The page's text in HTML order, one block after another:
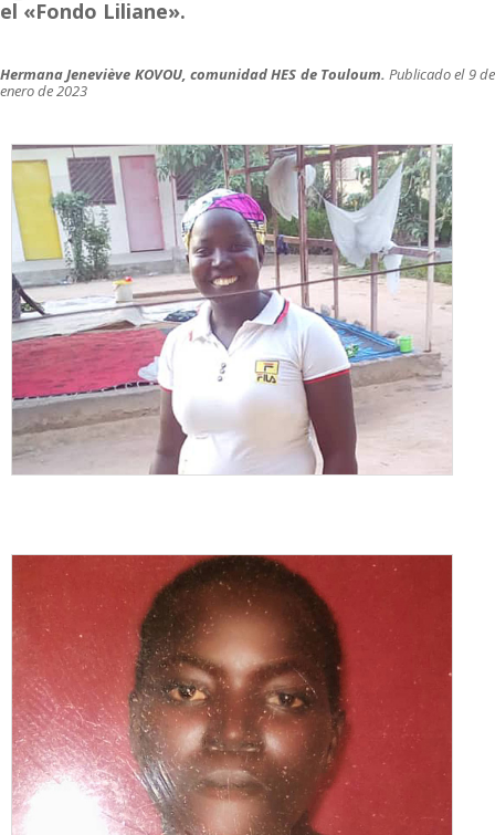
el «Fondo Liliane».
Hermana Jeneviève KOVOU, comunidad HES de Touloum. Publicado el 9 de
enero de 2023